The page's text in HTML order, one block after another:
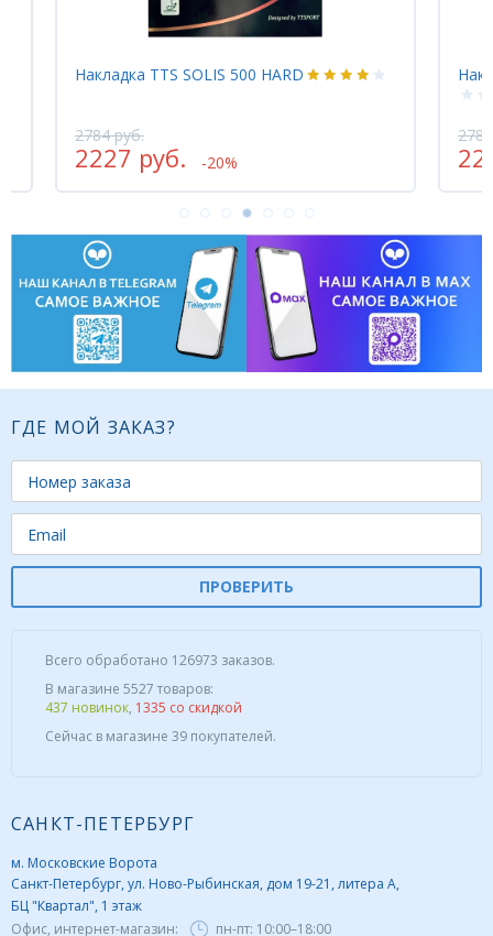
500 HARD Накладка TTS SOLIS 500
ГДЕ МОЙ ЗАКАЗ?
ПРОВЕРИТЬ
Всего обработано 126973 заказов.
В магазине 5527 товаров:
437 новинок, 1335 со скидкой
Сейчас в магазине 39 покупателей.
САНКТ-ПЕТЕРБУРГ
м. Московские Ворота
Санкт-Петербург, ул. Ново-Рыбинская, дом 19-21, литера А,
БЦ "Квартал", 1 этаж
Офис, интернет-магазин:
пн-пт: 10:00–18:00